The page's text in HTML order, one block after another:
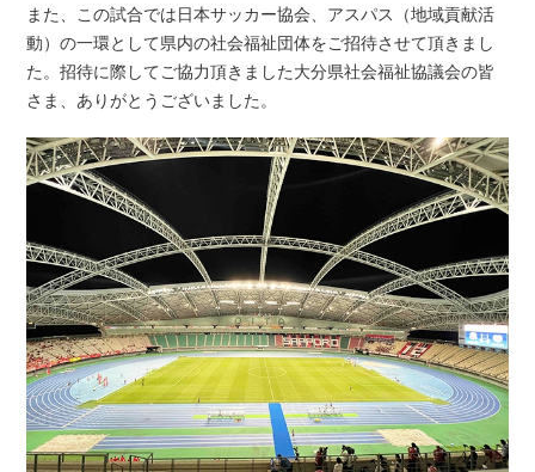
また、この試合では日本サッカー協会、アスパス（地域貢献活
動）の一環として県内の社会福祉団体をご招待させて頂きまし
た。招待に際してご協力頂きました大分県社会福祉協議会の皆
さま、ありがとうございました。